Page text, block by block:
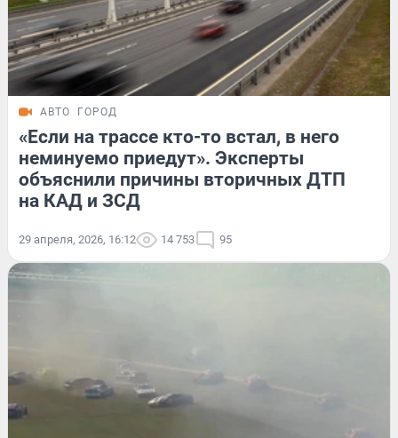
АВТО ГОРОД
«Если на трассе кто-то встал, в него
неминуемо приедут». Эксперты
объяснили причины вторичных ДТП
на КАД и ЗСД
29 апреля, 2026, 16:12 14 753 95